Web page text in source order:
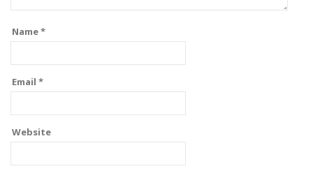
Name*
Email *
Website